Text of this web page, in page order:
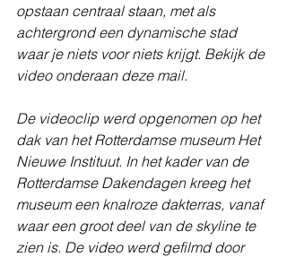
opstaan centraal staan, met als
achtergrond een dynamische stad
waar je niets voor niets krijgt. Bekijk de
video onderaan deze mail.
De videoclip werd opgenomen op het
dak van het Rotterdamse museum Het
Nieuwe Instituut. In het kader van de
Rotterdamse Dakendagen kreeg het
museum een knalroze dakterras, vanaf
waar een groot deel van de skyline te
zien is. De video werd gefilmd door